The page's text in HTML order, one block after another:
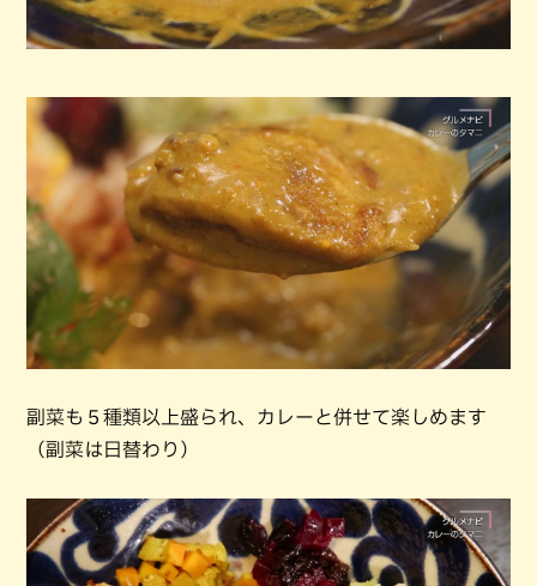
副菜も５種類以上盛られ、カレーと併せて楽しめます
（副菜は日替わり）